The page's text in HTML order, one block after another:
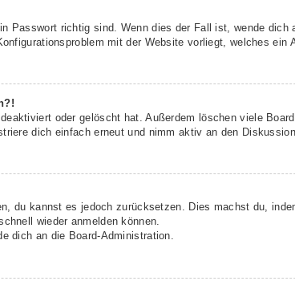
Passwort richtig sind. Wenn dies der Fall ist, wende dich
mit der Website vorliegt, welches ein
oder gelöscht hat. Außerdem löschen viele
dich einfach erneut und nimm aktiv an den
du kannst es jedoch zurücksetzen. Dies machst du,
wieder anmelden können.
dich an die Board-Administration.